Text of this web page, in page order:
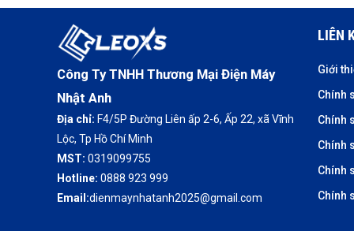
Công Ty TNHH Thương Mại Điện Máy
Nhật Anh
Địa chỉ: F4/5P Đường Liên ấp 2-6, Ấp 22, xã Vĩnh
Lộc, Tp Hồ Chí Minh
MST: 0319099755
Hotline: 0888 923 999
Email:dienmaynhatanh2025@gmail.com
LIÊN
Giới
Chính
Chính
Chính
Chính
Chính